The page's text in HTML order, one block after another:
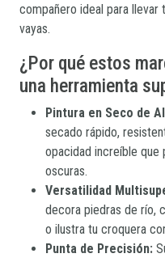
compañero ideal para llevar
vayas.
¿Por qué estos
una herramienta
Pintura en Seco de
secado rápido,
opacidad increíble
oscuras.
Versatilidad
decora piedras de río,
o ilustra tu croquera
Punta de Precisión: